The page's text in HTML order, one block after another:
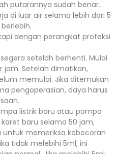
putarannya sudah benar.
di luar air selama lebih dari 5
dengan perangkat proteksi
setelah berhenti. Mulai
jam. Setelah dimatikan,
memulai. Jika ditemukan
pengoperasian, daya harus
listrik baru atau pompa
baru selama 50 jam,
untuk memeriksa kebocoran
tidak melebihi 5ml, ini